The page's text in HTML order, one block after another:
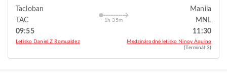
Tacloban
TAC
09:55
Letisko Daniel Z Romualdez
1h 35m
Manila
MNL
11:30
Medzinárodné letisko Ninoy Aquino
(Terminál 3)